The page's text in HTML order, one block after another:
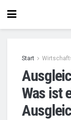
Start
Was ist